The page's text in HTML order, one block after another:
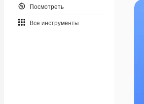
Посмотреть
Все инструменты